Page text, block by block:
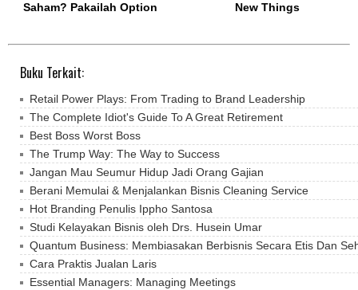
Saham? Pakailah Option
New Things
Buku Terkait:
Retail Power Plays: From Trading to Brand Leadership
The Complete Idiot's Guide To A Great Retirement
Best Boss Worst Boss
The Trump Way: The Way to Success
Jangan Mau Seumur Hidup Jadi Orang Gajian
Berani Memulai & Menjalankan Bisnis Cleaning Service
Hot Branding Penulis Ippho Santosa
Studi Kelayakan Bisnis oleh Drs. Husein Umar
Quantum Business: Membiasakan Berbisnis Secara Etis Dan
Cara Praktis Jualan Laris
Essential Managers: Managing Meetings